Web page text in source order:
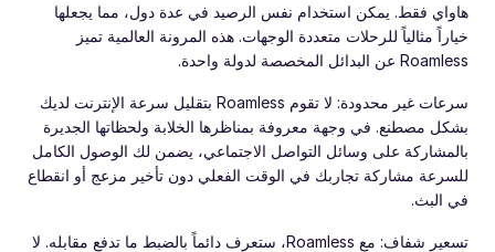
هاواي فقط. يمكن استخدام نفس الرصيد في عدة دول، مما يجعلها
خياراً مثالياً للرحلات متعددة الوجهات. هذه المرونة العالمية تميز
Roamless عن البدائل المخصصة لدولة واحدة.
سرعات غير محدودة: لا تقوم Roamless بتقليل سرعة الإنترنت لديك
بشكل مصطنع. في وجهة معروفة بمناظرها الخلابة ولحظاتها الجديرة
بالمشاركة على وسائل التواصل الاجتماعي، يضمن لك الوصول الكامل
للسرعة مشاركة تجاربك في الوقت الفعلي دون تأخير مزعج أو انقطاع
في البث.
تسعير شفاف: مع Roamless، ستعرف دائماً بالضبط ما تدفع مقابله. لا